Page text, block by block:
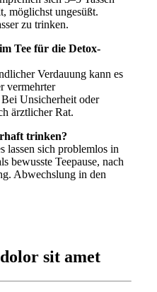
möglichst ungesüßt.
zu trinken.
Tee für die Detox-
Verdauung kann es
vermehrter
Unsicherheit oder
ärztlicher Rat.
trinken?
lassen sich problemlos in
bewusste Teepause, nach
Abwechslung in den
sit amet